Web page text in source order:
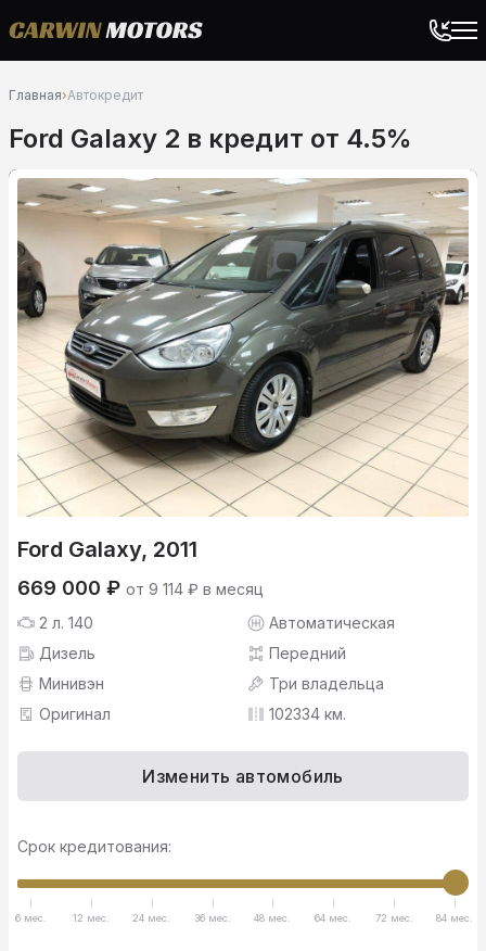
Главная›Автокредит
Ford Galaxy 2 в кредит от 4.5%
Ford Galaxy, 2011
669 000 ₽ от 9 114 ₽ в месяц
2 л. 140
Автоматическая
Дизель
Передний
Минивэн
Три владельца
Оригинал
102334 км.
Изменить автомобиль
Срок кредитования:
6 мес. 12 мес. 24 мес. 36 мес. 48 мес. 64 мес. 72 мес. 84 мес.